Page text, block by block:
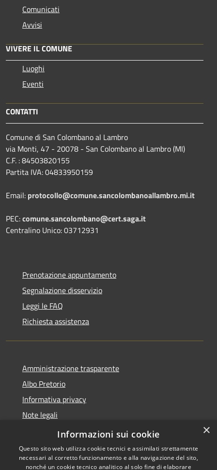
Comunicati
Avvisi
VIVERE IL COMUNE
Luoghi
Eventi
CONTATTI
Comune di San Colombano al Lambro
via Monti, 47 - 20078 - San Colombano al Lambro (MI)
C.F. : 84503820155
Partita IVA: 04833950159
Email: protocollo@comune.sancolombanoallambro.mi.it
PEC:comune.sancolombano@cert.saga.it
Centralino Unico: 03712931
Prenotazione appuntamento
Segnalazione disservizio
Leggi le FAQ
Richiesta assistenza
Amministrazione trasparente
Albo Pretorio
Informativa privacy
Note legali
Dichiarazione di accessibilità
×
Informazioni sui cookie
Questo sito web utilizza cookie tecnici e assimilati strettamente
necessari al corretto funzionamento e alla navigazione del sito,
nonché un cookie tecnico analitico al solo fine di elaborare